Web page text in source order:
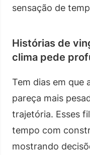
sensação de
Histórias de
clima pede
Tem dias em que
pareça mais
trajetória. Esses
tempo com
mostrando